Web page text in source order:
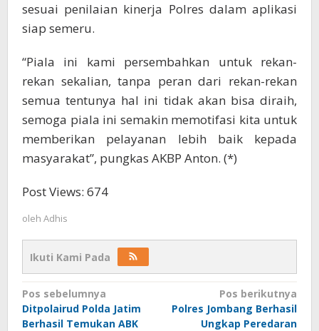
sesuai penilaian kinerja Polres dalam aplikasi
siap semeru.
“Piala ini kami persembahkan untuk rekan-
rekan sekalian, tanpa peran dari rekan-rekan
semua tentunya hal ini tidak akan bisa diraih,
semoga piala ini semakin memotifasi kita untuk
memberikan pelayanan lebih baik kepada
masyarakat”, pungkas AKBP Anton. (*)
Post Views: 674
oleh Adhis
Ikuti Kami Pada
Navigasi
pos
Pos sebelumnya
Ditpolairud Polda Jatim
Berhasil Temukan ABK
Pos berikutnya
Polres Jombang Berhasil
Ungkap Peredaran